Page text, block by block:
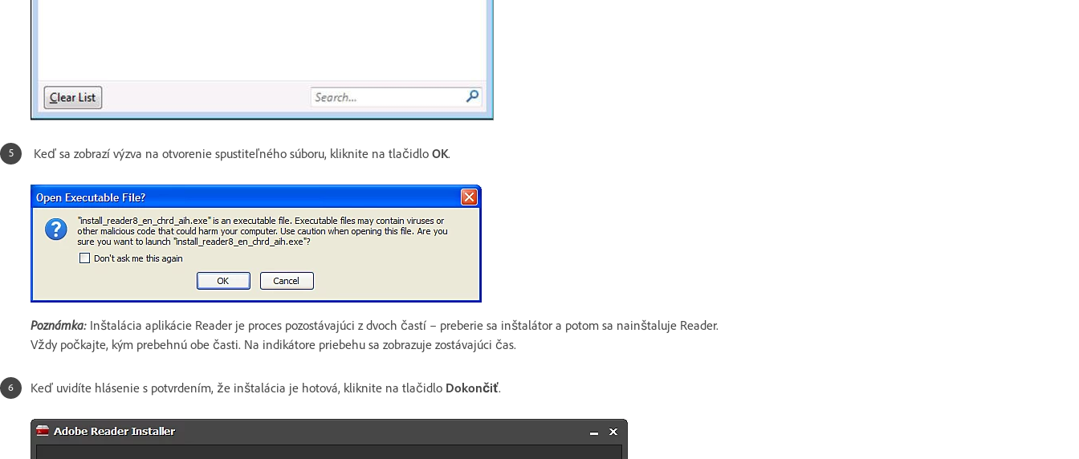
Keď sa zobrazí výzva na otvorenie spustiteľného súboru, kliknite na tlačidlo OK.
Poznámka: Inštalácia aplikácie Reader je proces pozostávajúci z dvoch častí – preberie sa inštalátor a potom sa nainštaluje Reader.
Vždy počkajte, kým prebehnú obe časti. Na indikátore priebehu sa zobrazuje zostávajúci čas.
Keď uvidíte hlásenie s potvrdením, že inštalácia je hotová, kliknite na tlačidlo Dokončiť.